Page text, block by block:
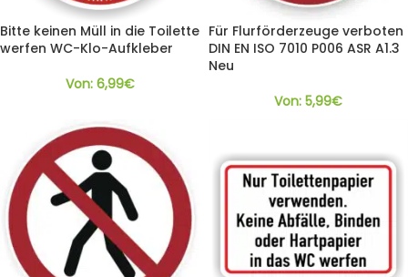
Bitte keinen Müll in die Toilette
werfen WC-Klo-Aufkleber
Von: 6,99€
Für Flurförderzeuge verboten
DIN EN ISO 7010 P006 ASR A1.3
Neu
Von: 5,99€